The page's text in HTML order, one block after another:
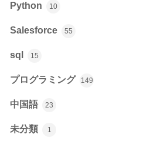
Python 10
Salesforce 55
sql 15
プログラミング 149
中国語 23
未分類 1